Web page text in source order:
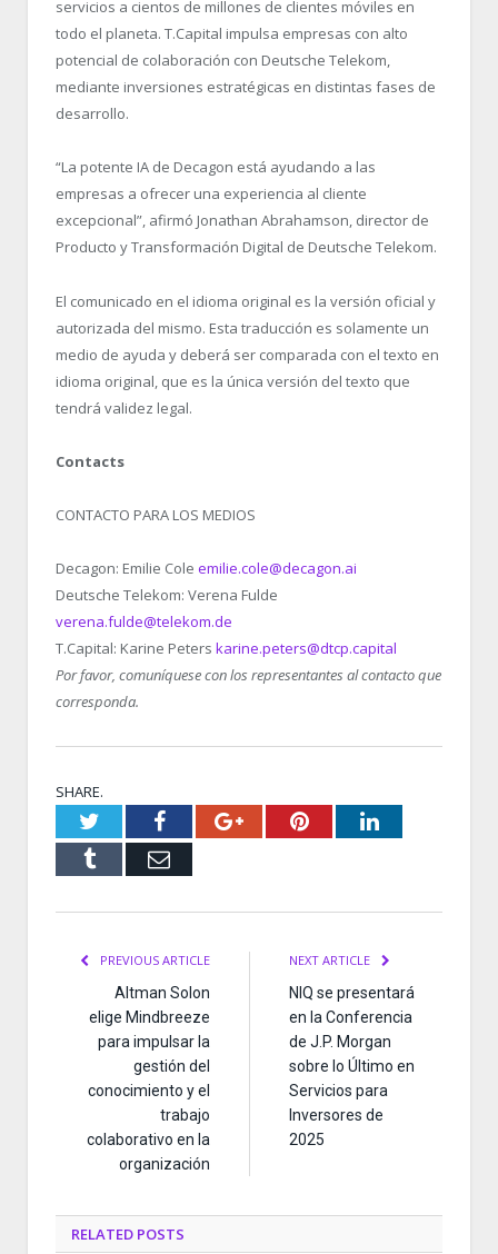
servicios a cientos de millones de clientes móviles en
todo el planeta. T.Capital impulsa empresas con alto
potencial de colaboración con Deutsche Telekom,
mediante inversiones estratégicas en distintas fases de
desarrollo.
“La potente IA de Decagon está ayudando a las
empresas a ofrecer una experiencia al cliente
excepcional”, afirmó Jonathan Abrahamson, director de
Producto y Transformación Digital de Deutsche Telekom.
El comunicado en el idioma original es la versión oficial y
autorizada del mismo. Esta traducción es solamente un
medio de ayuda y deberá ser comparada con el texto en
idioma original, que es la única versión del texto que
tendrá validez legal.
Contacts
CONTACTO PARA LOS MEDIOS
Decagon: Emilie Cole emilie.cole@decagon.ai
Deutsche Telekom: Verena Fulde
verena.fulde@telekom.de
T.Capital: Karine Peters karine.peters@dtcp.capital
Por favor, comuníquese con los representantes al contacto que
corresponda.
SHARE.
TwitterFacebookGoogle+PinterestLinkedIn
Tumblr Email
PREVIOUS ARTICLE
Altman Solon
elige Mindbreeze
para impulsar la
gestión del
conocimiento y el
trabajo
colaborativo en la
organización
NEXT ARTICLE
NIQ se presentará
en la Conferencia
de J.P. Morgan
sobre lo Último en
Servicios para
Inversores de
2025
RELATED POSTS